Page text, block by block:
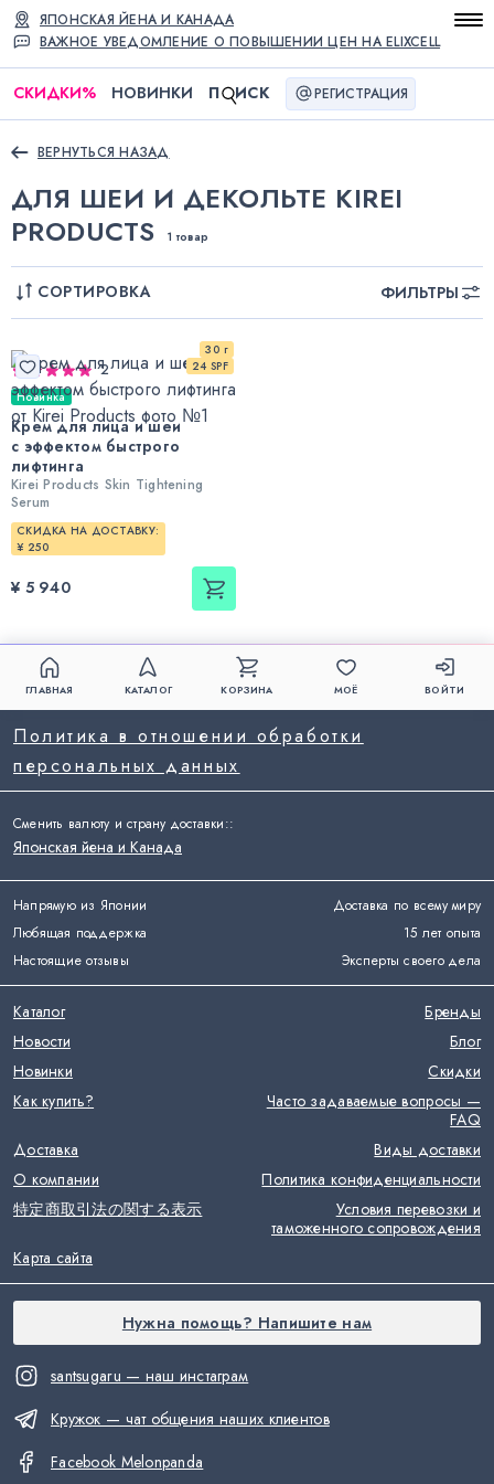
ВАЖНОЕ УВЕДОМЛЕНИЕ О ПОВЫШЕНИИ ЦЕН НА ELIXCELL
ЯПОНСКАЯ ЙЕНА И КАНАДА
СКИДКИ% НОВИНКИ П ИСК РЕГИСТРАЦИЯ
ВЕРНУТЬСЯ НАЗАД
ДЛЯ ШЕИ И ДЕКОЛЬТЕ KIREI
PRODUCTS
1 товар
СОРТИРОВКА ФИЛЬТРЫ
30 г
24 SPF
2
Новинка
Крем для лица и шеи
с эффектом быстрого
лифтинга
Kirei Products Skin Tightening
Serum
СКИДКА НА ДОСТАВКУ:
¥ 250
¥ 5 940
ГЛАВНАЯ КАТАЛОГ КОРЗИНА МОЁ ВОЙТИ
Напрямую из Японии
Доставка по всему миру
Любящая поддержка
15 лет опыта
Настоящие отзывы
Эксперты своего дела
santsugaru — наш инстаграм
Кружок — чат общения наших клиентов
Facebook Melonpanda
Политика в отношении обработки
персональных данных
Каталог
Бренды
Новости
Блог
Новинки
Скидки
Как купить?
Часто задаваемые вопросы —
FAQ
Доставка
Виды доставки
О компании
Политика конфиденциальности
特定商取引法の関する表示
Условия перевозки и
таможенного сопровождения
Карта сайта
Сменить валюту и страну доставки::
Японская йена и Канада
Нужна помощь? Напишите нам